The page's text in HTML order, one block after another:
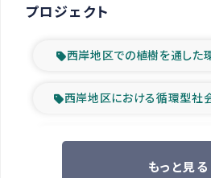
プロジェクト
西岸地区での植樹を通した
西岸地区における循環型社
ツアー参加
もっと見る